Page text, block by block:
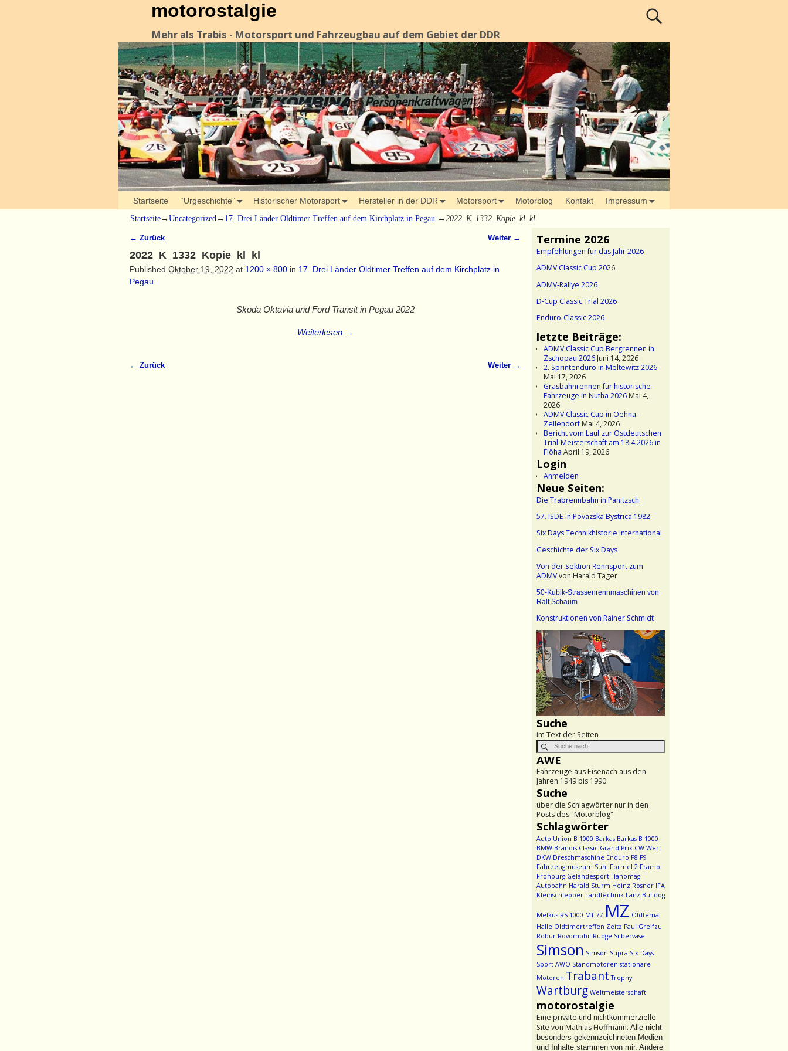
motorostalgie
Mehr als Trabis - Motorsport und Fahrzeugbau auf dem Gebiet der DDR
Startseite “Urgeschichte” Historischer Motorsport Hersteller in der DDR Motorsport Motorblog Kontakt Impressum
Startseite→ Uncategorized→ 17. Drei Länder Oldtimer Treffen auf dem Kirchplatz in Pegau → 2022_K_1332_Kopie_kl_kl
← Zurück Weiter →
2022_K_1332_Kopie_kl_kl
Published Oktober 19, 2022 at 1200 × 800in 17. Drei Länder Oldtimer Treffen auf dem Kirchplatz in
Pegau
Skoda Oktavia und Ford Transit in Pegau 2022
Weiterlesen →
← Zurück Weiter →
Termine 2026
Empfehlungen für das Jahr 2026
ADMV Classic Cup 2026
ADMV-Rallye 2026
D-Cup Classic Trial 2026
Enduro-Classic 2026
letzte Beiträge:
ADMV Classic Cup Bergrennen in
Zschopau 2026Juni 14, 2026
2. Sprintenduro in Meltewitz 2026
Mai 17, 2026
Grasbahnrennen für historische
Fahrzeuge in Nutha 2026Mai 4,
2026
ADMV Classic Cup in Oehna-
ZellendorfMai 4, 2026
Bericht vom Lauf zur Ostdeutschen
Trial-Meisterschaft am 18.4.2026 in
Flöha April 19, 2026
Login
Anmelden
Neue Seiten:
Die Trabrennbahn in Panitzsch
57. ISDE in Povazska Bystrica 1982
Six Days Technikhistorie international
Geschichte der Six Days
Von der Sektion Rennsport zum
ADMVvon Harald Täger
50-Kubik-Strassenrennmaschinen von
Ralf Schaum
Konstruktionen von Rainer Schmidt
Suche
im Text der Seiten
AWE
Fahrzeuge aus Eisenach aus den
Jahren 1949 bis 1990
Suche
über die Schlagwörter nur in den
Posts des "Motorblog"
Schlagwörter
Auto Union B 1000 Barkas Barkas B 1000
BMW Brandis Classic Grand Prix CW-Wert
DKW Dreschmaschine Enduro F8 F9
Fahrzeugmuseum Suhl Formel 2 Framo
Frohburg Geländesport Hanomag
Autobahn Harald Sturm Heinz Rosner IFA
Kleinschlepper Landtechnik Lanz Bulldog
Melkus RS 1000 MT 77 MZ Oldtema
Halle Oldtimertreffen Zeitz Paul Greifzu
Robur Rovomobil Rudge Silbervase
Simson Simson Supra Six Days
Sport-AWO Standmotoren stationäre
Motoren Trabant Trophy
Wartburg Weltmeisterschaft
motorostalgie
Eine private und nichtkommerzielle
Site von Mathias Hoffmann. Alle nicht
besonders gekennzeichneten Medien
und Inhalte stammen von mir. Andere